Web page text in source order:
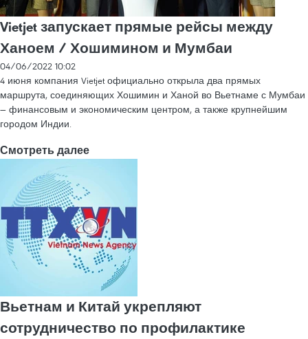
Vietjet запускает прямые рейсы между
Ханоем / Хошимином и Мумбаи
04/06/2022 10:02
4 июня компания Vietjet официально открыла два прямых
маршрута, соединяющих Хошимин и Ханой во Вьетнаме с Мумбаи
— финансовым и экономическим центром, а также крупнейшим
городом Индии.
Смотреть далее
Вьетнам и Китай укрепляют
сотрудничество по профилактике